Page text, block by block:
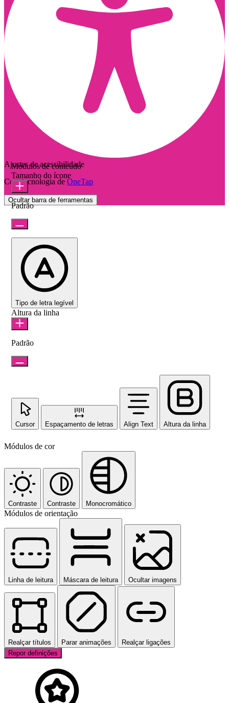
Ajustes de acessibilidade
Com tecnologia de OneTap
Ocultar barra de ferramentas
Módulos de conteúdo
Tamanho do ícone
Padrão
Tipo de letra legível
Altura da linha
Padrão
Cursor Espaçamento de letras Align Text Altura da linha
Módulos de cor
Contraste Contraste Monocromático
Módulos de orientação
Linha de leitura Máscara de leitura Ocultar imagens
Realçar títulos Parar animações
Realçar ligações
Repor definições